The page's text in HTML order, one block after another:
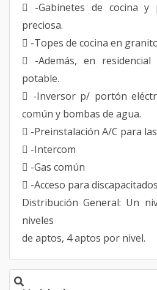
 -Gabinetes de cocina y
preciosa.
 -Topes de cocina en
 -Además, en
potable.
 -Inversor p/ portón
común y bombas de agua.
 -Preinstalación A/C para
 -Intercom
 -Gas común
 -Acceso para
Distribución General: Un
niveles
de aptos, 4 aptos por nivel.